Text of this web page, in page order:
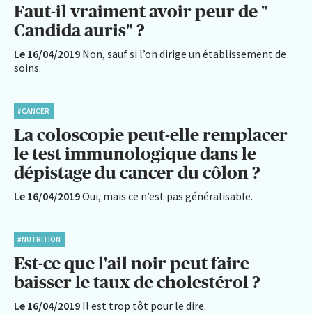
Faut-il vraiment avoir peur de "
Candida auris" ?
Le 16/04/2019 Non, sauf si l’on dirige un établissement de
soins.
#CANCER
La coloscopie peut-elle remplacer
le test immunologique dans le
dépistage du cancer du côlon ?
Le 16/04/2019Oui, mais ce n’est pas généralisable.
#NUTRITION
Est-ce que l'ail noir peut faire
baisser le taux de cholestérol ?
Le 16/04/2019 Il est trop tôt pour le dire.